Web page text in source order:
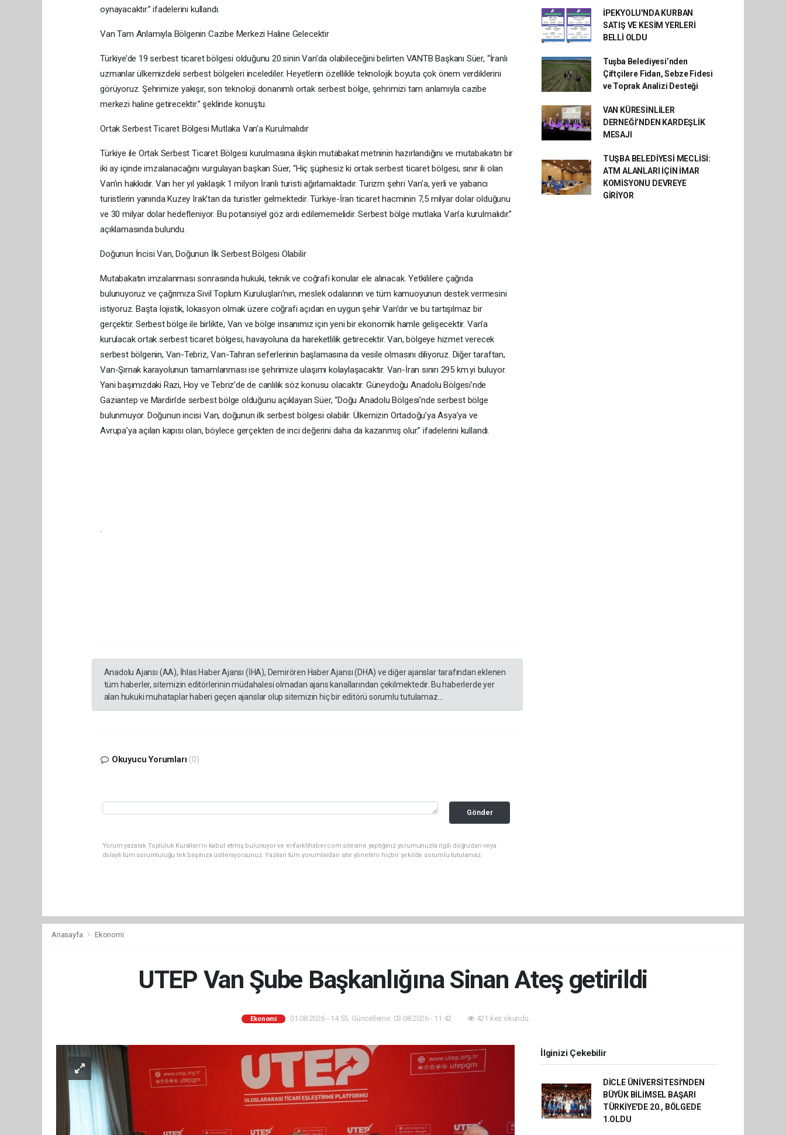
oynayacaktır.” ifadelerini kullandı.
Van Tam Anlamıyla Bölgenin Cazibe Merkezi Haline Gelecektir
Türkiye’de 19 serbest ticaret bölgesi olduğunu 20.sinin Van’da olabileceğini belirten VANTB Başkanı Süer, “İranlı
uzmanlar ülkemizdeki serbest bölgeleri incelediler. Heyetlerin özellikle teknolojik boyuta çok önem verdiklerini
görüyoruz. Şehrimize yakışır, son teknoloji donanımlı ortak serbest bölge, şehrimizi tam anlamıyla cazibe
merkezi haline getirecektir.” şeklinde konuştu.
Ortak Serbest Ticaret Bölgesi Mutlaka Van’a Kurulmalıdır
Türkiye ile Ortak Serbest Ticaret Bölgesi kurulmasına ilişkin mutabakat metninin hazırlandığını ve mutabakatın bir
iki ay içinde imzalanacağını vurgulayan başkan Süer, “Hiç şüphesiz ki ortak serbest ticaret bölgesi, sınır ili olan
Van’ın hakkıdır. Van her yıl yaklaşık 1 milyon İranlı turisti ağırlamaktadır. Turizm şehri Van’a, yerli ve yabancı
turistlerin yanında Kuzey Irak’tan da turistler gelmektedir. Türkiye-İran ticaret hacminin 7,5 milyar dolar olduğunu
ve 30 milyar dolar hedefleniyor. Bu potansiyel göz ardı edilememelidir. Serbest bölge mutlaka Van’a kurulmalıdır.”
açıklamasında bulundu.
Doğunun İncisi Van, Doğunun İlk Serbest Bölgesi Olabilir
Mutabakatın imzalanması sonrasında hukuki, teknik ve coğrafi konular ele alınacak. Yetkililere çağrıda
bulunuyoruz ve çağrımıza Sivil Toplum Kuruluşları’nın, meslek odalarının ve tüm kamuoyunun destek vermesini
istiyoruz. Başta lojistik, lokasyon olmak üzere coğrafi açıdan en uygun şehir Van’dır ve bu tartışılmaz bir
gerçektir. Serbest bölge ile birlikte, Van ve bölge insanımız için yeni bir ekonomik hamle gelişecektir. Van’a
kurulacak ortak serbest ticaret bölgesi, havayoluna da hareketlilik getirecektir. Van, bölgeye hizmet verecek
serbest bölgenin, Van-Tebriz, Van-Tahran seferlerinin başlamasına da vesile olmasını diliyoruz. Diğer taraftan,
Van-Şırnak karayolunun tamamlanması ise şehrimize ulaşımı kolaylaşacaktır. Van-İran sınırı 295 km.yi buluyor.
Yani başımızdaki Razi, Hoy ve Tebriz’de de canlılık söz konusu olacaktır. Güneydoğu Anadolu Bölgesi’nde
Gaziantep ve Mardin’de serbest bölge olduğunu açıklayan Süer, “Doğu Anadolu Bölgesi’nde serbest bölge
bulunmuyor. Doğunun incisi Van, doğunun ilk serbest bölgesi olabilir. Ülkemizin Ortadoğu’ya Asya’ya ve
Avrupa’ya açılan kapısı olan, böylece gerçekten de inci değerini daha da kazanmış olur.” ifadelerini kullandı.
.
Anadolu Ajansı (AA), İhlas Haber Ajansı (İHA), Demirören Haber Ajansı (DHA) ve diğer ajanslar tarafından eklenen
tüm haberler, sitemizin editörlerinin müdahalesi olmadan ajans kanallarından çekilmektedir. Bu haberlerde yer
alan hukuki muhataplar haberi geçen ajanslar olup sitemizin hiç bir editörü sorumlu tutulamaz...
Okuyucu Yorumları (0)
Gönder
Yorum yazarak Topluluk Kuralları’nı kabul etmiş bulunuyor ve enfarklihaber.com sitesine yaptığınız yorumunuzla ilgili doğrudan veya
dolaylı tüm sorumluluğu tek başınıza üstleniyorsunuz. Yazılan tüm yorumlardan site yönetimi hiçbir şekilde sorumlu tutulamaz.
İPEKYOLU'NDA KURBAN
SATIŞ VE KESİM YERLERİ
BELLİ OLDU
Tuşba Belediyesi’nden
Çiftçilere Fidan, Sebze Fidesi
ve Toprak Analizi Desteği
VAN KÜRESİNLİLER
DERNEĞİ’NDEN KARDEŞLİK
MESAJI
TUŞBA BELEDİYESİ MECLİSİ:
ATM ALANLARI İÇİN İMAR
KOMİSYONU DEVREYE
GİRİYOR
Anasayfa Ekonomi
UTEP Van Şube Başkanlığına Sinan Ateş getirildi
Ekonomi 01.08.2026 - 14:55, Güncelleme: 03.08.2026 - 11:42 421 kez okundu.
İlginizi Çekebilir
DİCLE ÜNİVERSİTESİ'NDEN
BÜYÜK BİLİMSEL BAŞARI
TÜRKİYE'DE 20., BÖLGEDE
1.OLDU